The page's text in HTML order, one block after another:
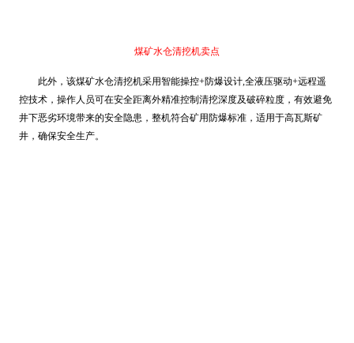
煤矿水仓清挖机卖点
此外，该煤矿水仓清挖机采用智能操控+防爆设计,全液压驱动+远程遥
控技术，操作人员可在安全距离外精准控制清挖深度及破碎粒度，有效避免
井下恶劣环境带来的安全隐患，整机符合矿用防爆标准，适用于高瓦斯矿
井，确保安全生产。